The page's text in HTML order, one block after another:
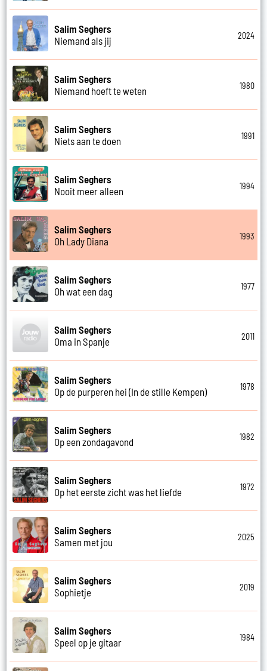
Salim Seghers
Niemand als jij
2024
Salim Seghers
Niemand hoeft te weten
1980
Salim Seghers
Niets aan te doen
1991
Salim Seghers
Nooit meer alleen
1994
Salim Seghers
Oh Lady Diana
1993
Salim Seghers
Oh wat een dag
1977
Salim Seghers
Oma in Spanje
2011
Salim Seghers
Op de purperen hei (In de stille Kempen)
1978
Salim Seghers
Op een zondagavond
1982
Salim Seghers
Op het eerste zicht was het liefde
1972
Salim Seghers
Samen met jou
2025
Salim Seghers
Sophietje
2019
Salim Seghers
Speel op je gitaar
1984